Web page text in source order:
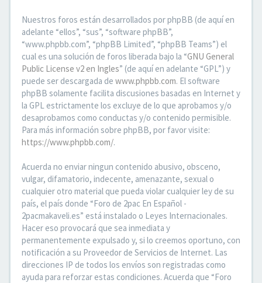
Nuestros foros están desarrollados por phpBB (de aquí en
adelante “ellos”, “sus”, “software phpBB”,
“www.phpbb.com”, “phpBB Limited”, “phpBB Teams”) el
cual es una solución de foros liberada bajo la “GNU General
Public License v2 en Ingles” (de aquí en adelante “GPL”) y
puede ser descargada de www.phpbb.com. El software
phpBB solamente facilita discusiones basadas en Internet y
la GPL estrictamente los excluye de lo que aprobamos y/o
desaprobamos como conductas y/o contenido permisible.
Para más información sobre phpBB, por favor visite:
https://www.phpbb.com/.
Acuerda no enviar ningun contenido abusivo, obsceno,
vulgar, difamatorio, indecente, amenazante, sexual o
cualquier otro material que pueda violar cualquier ley de su
país, el país donde “Foro de 2pac En Español -
2pacmakaveli.es” está instalado o Leyes Internacionales.
Hacer eso provocará que sea inmediata y
permanentemente expulsado y, si lo creemos oportuno, con
notificación a su Proveedor de Servicios de Internet. Las
direcciones IP de todos los envíos son registradas como
ayuda para reforzar estas condiciones. Acuerda que “Foro